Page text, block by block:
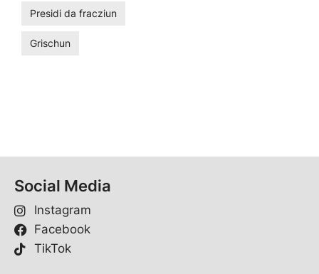
Presidi da fracziun
Grischun
Social Media
Instagram
Facebook
TikTok